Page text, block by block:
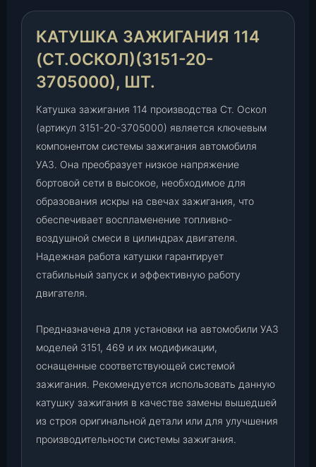
4
С
т
О
с
к
)
(
3
1
5
1
0
3
7
0
5
0
)
КАТУШКА ЗАЖИГАНИЯ 114
(СТ.ОСКОЛ)(3151-20-
3705000), ШТ.
Катушка зажигания 114 производства Ст. Оскол
(артикул 3151-20-3705000) является ключевым
компонентом системы зажигания автомобиля
УАЗ. Она преобразует низкое напряжение
бортовой сети в высокое, необходимое для
образования искры на свечах зажигания, что
обеспечивает воспламенение топливно-
воздушной смеси в цилиндрах двигателя.
Надежная работа катушки гарантирует
стабильный запуск и эффективную работу
двигателя.
Предназначена для установки на автомобили УАЗ
моделей 3151, 469 и их модификации,
оснащенные соответствующей системой
зажигания. Рекомендуется использовать данную
катушку зажигания в качестве замены вышедшей
из строя оригинальной детали или для улучшения
производительности системы зажигания.